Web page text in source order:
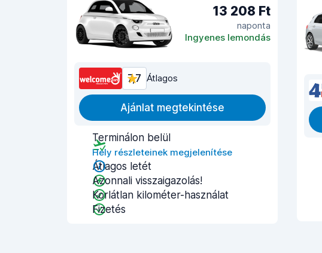
13 208 Ft
naponta
Ingyenes lemondás
7,7 Átlagos
Ajánlat megtekintése
Terminálon belül
Hely részleteinek megjelenítése
Átlagos letét
Azonnali visszaigazolás!
Korlátlan kilométer-használat
Fizetés